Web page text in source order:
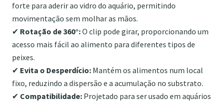
forte para aderir ao vidro do aquário, permitindo
movimentação sem molhar as mãos.
✔ Rotação de 360°:O clip pode girar, proporcionando um
acesso mais fácil ao alimento para diferentes tipos de
peixes.
✔ Evita o Desperdício: Mantém os alimentos num local
fixo, reduzindo a dispersão e a acumulação no substrato.
✔ Compatibilidade: Projetado para ser usado em aquários